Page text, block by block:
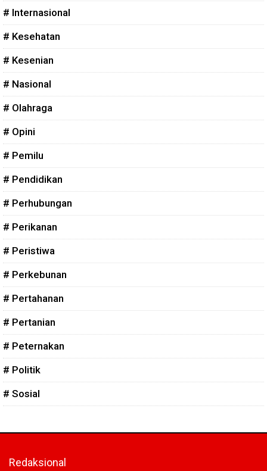
# Internasional
# Kesehatan
# Kesenian
# Nasional
# Olahraga
# Opini
# Pemilu
# Pendidikan
# Perhubungan
# Perikanan
# Peristiwa
# Perkebunan
# Pertahanan
# Pertanian
# Peternakan
# Politik
# Sosial
Redaksional